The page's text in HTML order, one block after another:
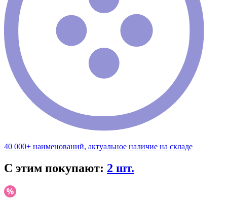
40 000+ наименований, актуальное наличие на складе
С этим покупают: 2 шт.